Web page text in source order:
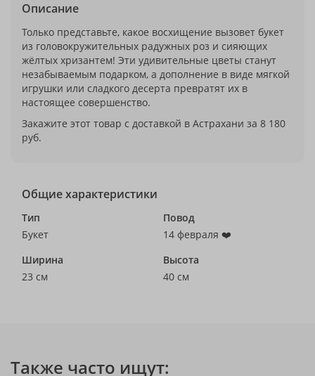
Описание
Только представьте, какое восхищение вызовет букет
из головокружительных радужных роз и сияющих
жёлтых хризантем! Эти удивительные цветы станут
незабываемым подарком, а дополнение в виде мягкой
игрушки или сладкого десерта превратят их в
настоящее совершенство.
Закажите этот товар с доставкой в Астрахани за 8 180
руб.
Общие характеристики
Тип
Букет
Повод
14 февраля ❤️
Ширина
23 см
Высота
40 см
Также часто ищут: